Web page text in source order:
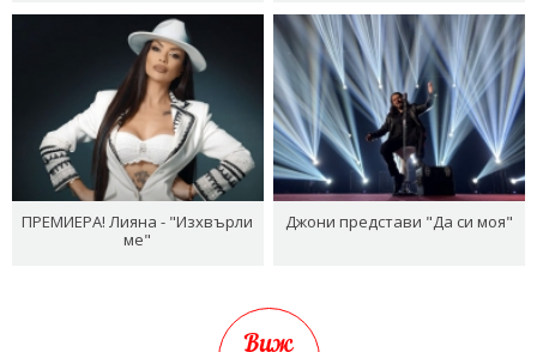
ПРЕМИЕРА! Лияна - "Изхвърли
ме"
Джони представи "Да си моя"
Виж